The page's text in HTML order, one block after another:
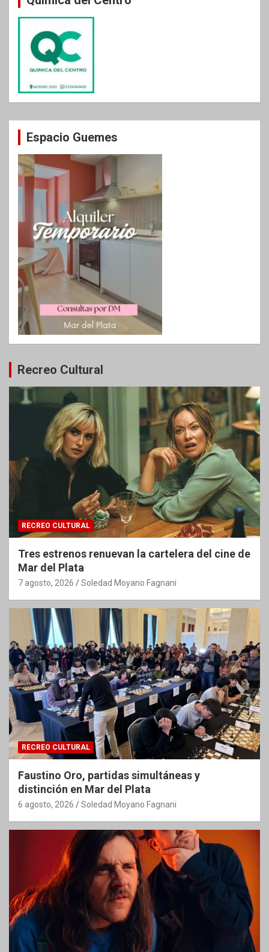
Espacio Guemes
Recreo Cultural
RECREO CULTURAL
Tres estrenos renuevan la cartelera del cine de
Mar del Plata
7 agosto, 2026 Soledad Moyano Fagnani
RECREO CULTURAL
Faustino Oro, partidas simultáneas y
distinción en Mar del Plata
6 agosto, 2026 Soledad Moyano Fagnani